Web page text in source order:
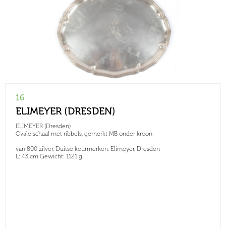
16
ELIMEYER (DRESDEN)
ELIMEYER (Dresden)
Ovale schaal met ribbels, gemerkt MB onder kroon
van 800 zilver, Duitse keurmerken, Elimeyer, Dresden
L: 43 cm Gewicht: 1121 g